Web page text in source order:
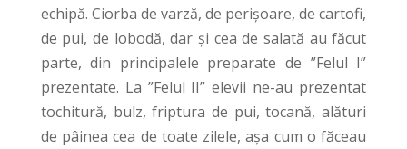
echipă. Ciorba de varză, de perișoare, de cartofi,
de pui, de lobodă, dar și cea de salată au făcut
parte, din principalele preparate de ”Felul I”
prezentate. La ”Felul II” elevii ne-au prezentat
tochitură, bulz, friptura de pui, tocană, alături
de pâinea cea de toate zilele, așa cum o făceau